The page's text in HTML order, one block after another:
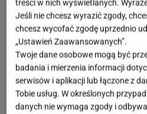
mieć nadzienie, które jest
cieście. Najczęściejpieczony
Wielkanocy i właśnie w tym
każdego cieszył. Danie to
innych regionach Polski, a
inną nazwą.
treści w nich wyświetlanych.
Jeśli nie chcesz wyrazić zgody,
chcesz wycofać zgodę uprzednio
„Ustawień Zaawansowanych”.
Twoje dane osobowe mogą być
badania i mierzenia informacji
serwisów i aplikacji lub łączone z
Tobie usług. W określonych
danych nie wymaga zgody i